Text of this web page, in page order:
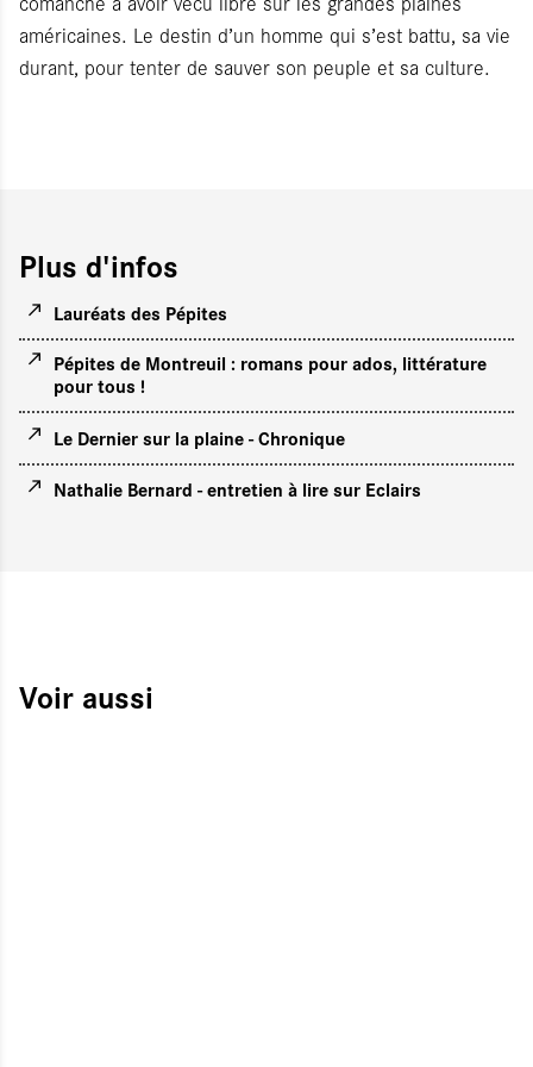
américaines. Le destin d’un homme qui s’est battu, sa vie
durant, pour tenter de sauver son peuple et sa culture.
Plus d'infos
Lauréats des Pépites
Pépites de Montreuil : romans pour ados, littérature
pour tous !
Le Dernier sur la plaine - Chronique
Nathalie Bernard - entretien à lire sur Eclairs
Voir aussi